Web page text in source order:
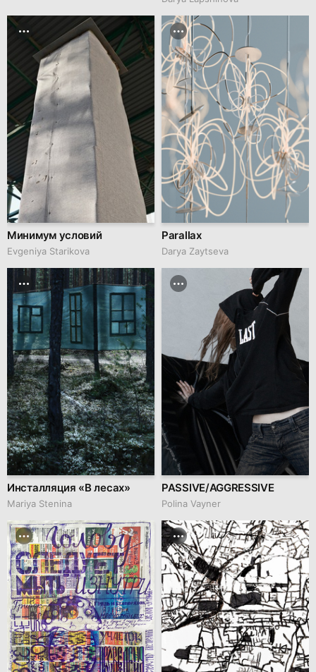
Минимум условий
Evgeniya Starikova
Parallax
Darya Zaytseva
Инсталляция «В лесах»
Mariya Stenina
PASSIVE/AGGRESSIVE
Polina Vayner